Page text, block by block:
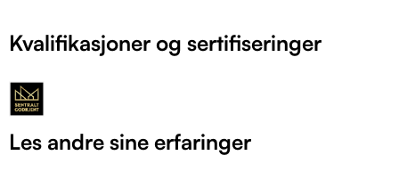
Kvalifikasjoner og sertifiseringer
Les andre sine erfaringer